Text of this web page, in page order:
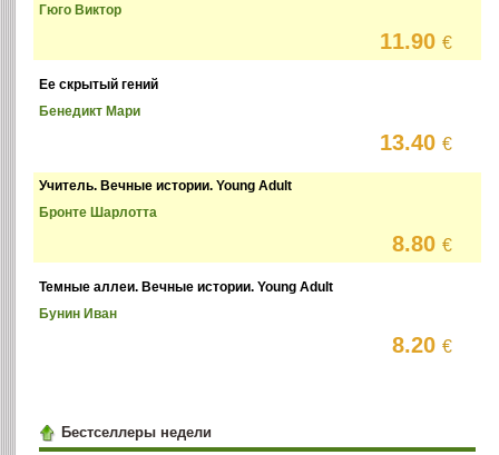
Гюго Виктор
11.90€
Ее скрытый гений
Бенедикт Мари
13.40€
Учитель. Вечные истории. Young Adult
Бронте Шарлотта
8.80€
Темные аллеи. Вечные истории. Young Adult
Бунин Иван
8.20€
Бестселлеры недели